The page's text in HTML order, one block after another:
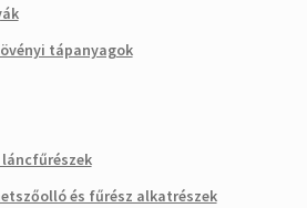
tápanyagok
és fűrész alkatrészek